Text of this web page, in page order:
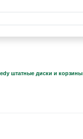
штатные диски и корзины